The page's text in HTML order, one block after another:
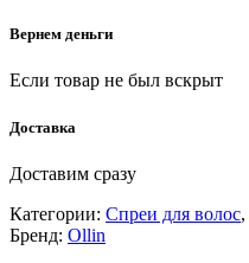
Вернем деньги
Если товар не был вскрыт
Доставка
Доставим сразу
Категории: Спреи для волос,
Бренд: Ollin